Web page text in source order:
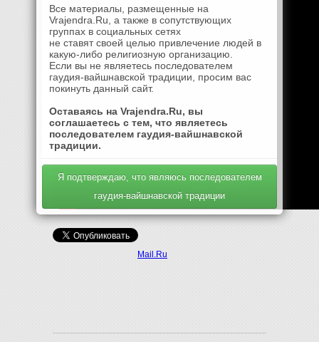
Mail.Ru
Все материалы, размещенные на
Vrajendra.Ru, а также в сопутствующих
группах в социальных сетях
не ставят своей целью привлечение людей в
какую-либо религиозную организацию.
Если вы не являетесь последователем
гаудия-вайшнавской традиции, просим вас
покинуть данный сайт.
Оставаясь на Vrajendra.Ru, вы
соглашаетесь с тем, что являетесь
последователем гаудия-вайшнавской
традиции.
Я подтверждаю, что являюсь последователем
гаудия-вайшнавской традиции